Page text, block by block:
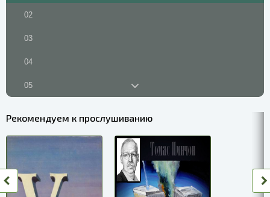
02
03
04
05
09
Рекомендуем к прослушиванию